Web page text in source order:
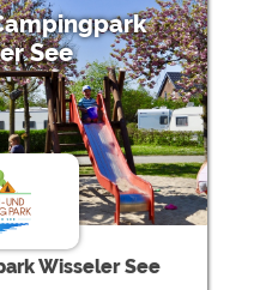
See
Wisseler See